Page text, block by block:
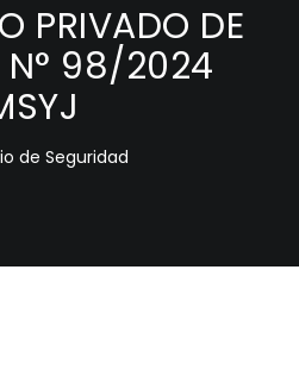
PRIVADO DE
N° 98/2024
de Seguridad